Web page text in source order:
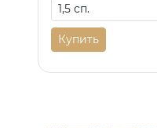
Купить